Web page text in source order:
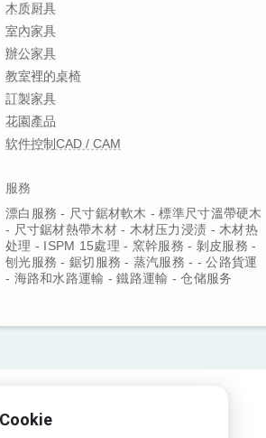
木质厨具
室內家具
辦公家具
教室裡的桌椅
訂製家具
花園產品
软件控制CAD / CAM
服務
漂白服務 - 尺寸鋸材軟木 - 標準尺寸溫帶硬木
- 尺寸鋸材熱帶木材 - 木材压力浸渍 - 木材热
处理 - ISPM 15處理 - 窯幹服務 - 剝皮服務 -
刨光服務 - 鋸切服務 - 蒸汽服務 - - 公路貨運
- 海路和水路運輸 - 鐵路運輸 - 仓储服务